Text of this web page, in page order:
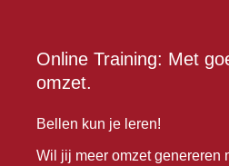
Online Training: Met
omzet.
Bellen kun je leren!
Wil jij meer omzet genereren